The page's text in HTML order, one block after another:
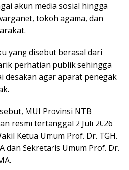
akun media sosial hingga
tokoh agama, dan
yang disebut berasal dari
perhatian publik sehingga
desakan agar aparat penegak
MUI Provinsi NTB
resmi tertanggal 2 Juli 2026
Ketua Umum Prof. Dr. TGH.
dan Sekretaris Umum Prof. Dr.